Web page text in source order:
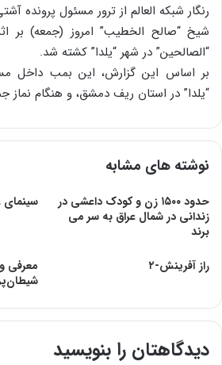
رنگار شبکه العالم از ترور مسئول پرونده
شیخ “صالح الخطیب” امروز (جمعه) بر
“الصالحین” در شهر “یلدا” کشته شد.
بر اساس این گزارش، این بمب داخل
“یلدا” در استان ریف دمشق، و هنگام نماز
نوشته های مشابه
حدود ۱۵۰۰ زن و کودک داعشی در
زندانی در شمال عراق به سر می
برند
سینمای
راز آفرینش-۲
معرفی
دیدگاهتان را بنویسید